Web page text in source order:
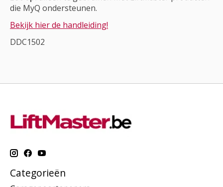
die MyQ ondersteunen.
Bekijk hier de handleiding!
DDC1502
Categorieën